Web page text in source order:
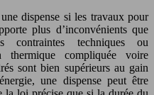
dispense si les travaux pour
plus d’inconvénients que
contraintes techniques ou
thermique compliquée voire
sont bien supérieurs au gain
une dispense peut être